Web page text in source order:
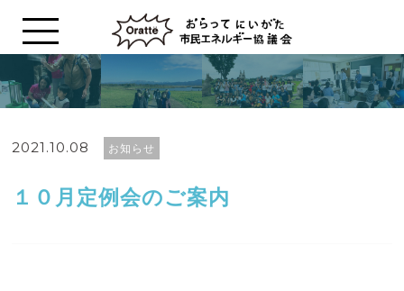
2021.10.08 お知らせ
１０月定例会のご案内